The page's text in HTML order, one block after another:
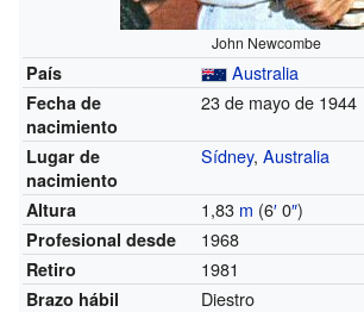
John Newcombe
País Australia
Fecha de
nacimiento
23 de mayo de 1944
Lugar de
nacimiento
Sídney,Australia
Altura 1,83 m (6′0″)
Profesional desde 1968
Retiro 1981
Brazo hábil Diestro